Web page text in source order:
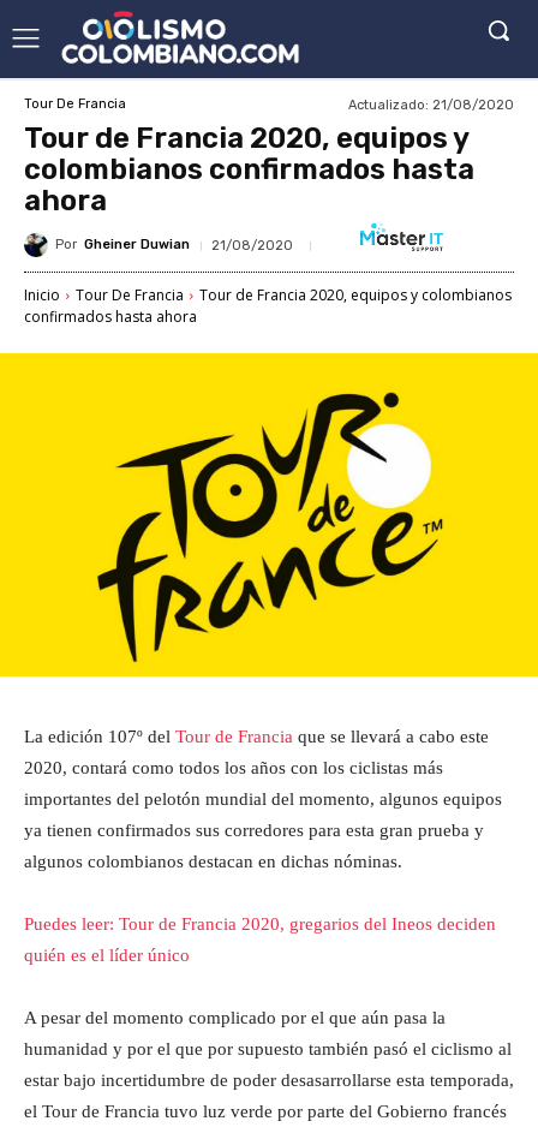
Tour De Francia Actualizado: 21/08/2020
Tour de Francia 2020, equipos y
colombianos confirmados hasta
ahora
Por Gheiner Duwian 21/08/2020
Inicio Tour De Francia
Tour de Francia 2020, equipos y colombianos
confirmados hasta ahora
La edición 107º del Tour de Francia que se llevará a cabo este
2020, contará como todos los años con los ciclistas más
importantes del pelotón mundial del momento, algunos equipos
ya tienen confirmados sus corredores para esta gran prueba y
algunos colombianos destacan en dichas nóminas.
Puedes leer: Tour de Francia 2020, gregarios del Ineos deciden
quién es el líder único
A pesar del momento complicado por el que aún pasa la
humanidad y por el que por supuesto también pasó el ciclismo al
estar bajo incertidumbre de poder desasarrollarse esta temporada,
el Tour de Francia tuvo luz verde por parte del Gobierno francés